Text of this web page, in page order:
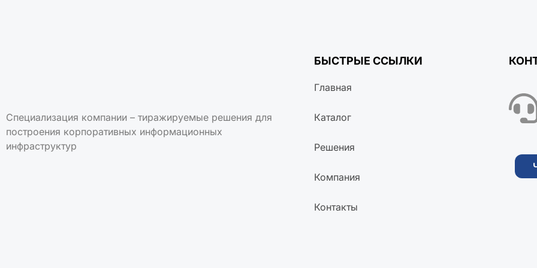
Специализация компании – тиражируемые решения для
построения корпоративных информационных
инфраструктур
БЫСТРЫЕ ССЫЛКИ
Главная
Каталог
Решения
Компания
Контакты